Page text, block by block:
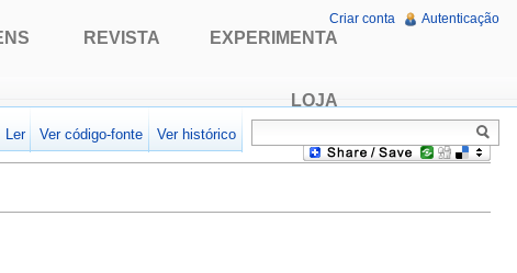
REVISTA EXPERIMENTA
LOJA
Criar conta Autenticação
Ler Ver código-fonte Ver histórico